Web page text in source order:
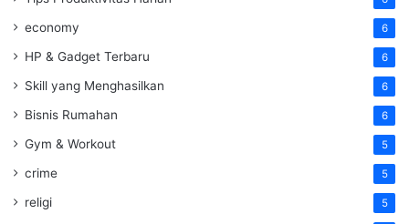
economy 6
HP & Gadget Terbaru 6
Skill yang Menghasilkan 6
Bisnis Rumahan 6
Gym & Workout 5
crime 5
religi 5